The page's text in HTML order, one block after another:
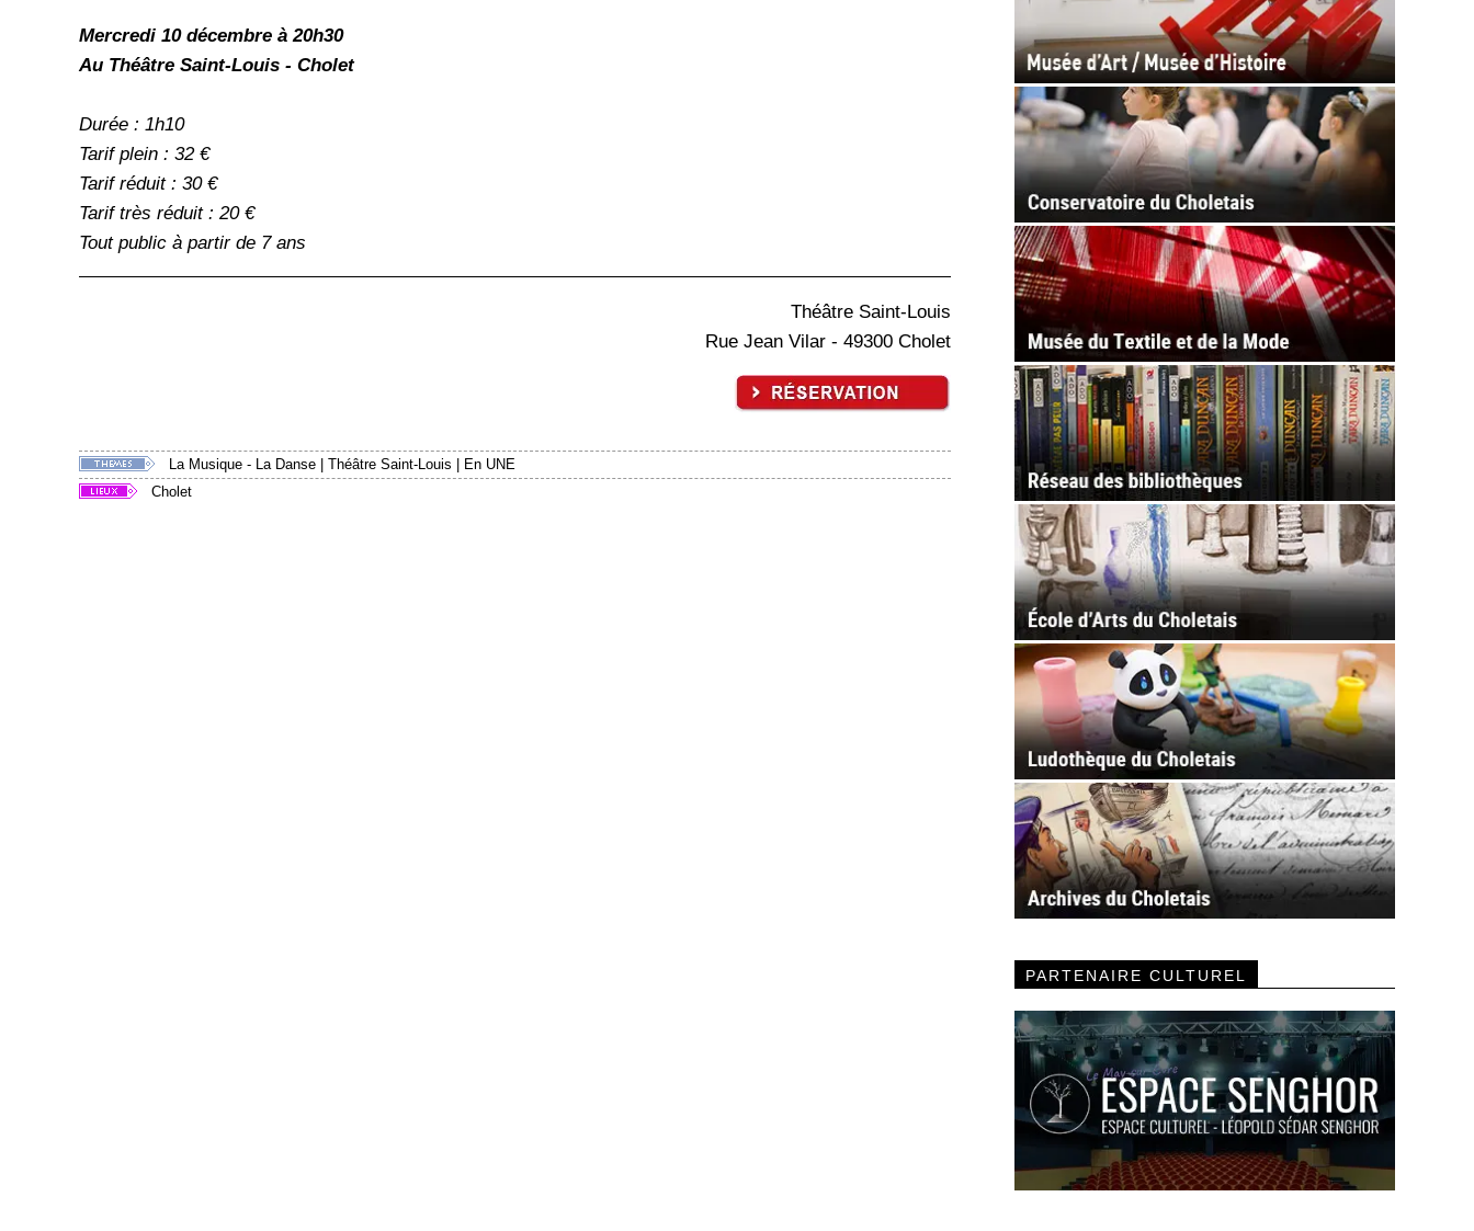
Mercredi 10 décembre à 20h30
Au Théâtre Saint-Louis - Cholet
Durée : 1h10
Tarif plein : 32 €
Tarif réduit : 30 €
Tarif très réduit : 20 €
Tout public à partir de 7 ans
Théâtre Saint-Louis
Rue Jean Vilar - 49300 Cholet
La Musique - La Danse Théâtre Saint-Louis
En UNE
Cholet
PARTENAIRE CULTUREL